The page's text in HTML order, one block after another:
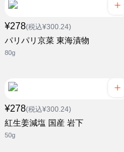
¥278(税込¥300.24)
パリパリ京菜 東海漬物
80g
¥278(税込¥300.24)
紅生姜減塩 国産 岩下
50g